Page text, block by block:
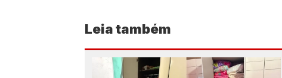
Leia também